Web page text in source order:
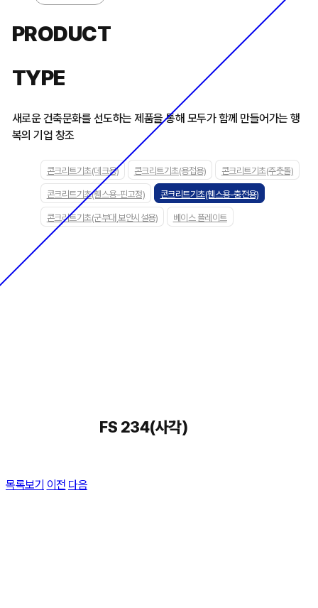
PRODUCT
TYPE
새로운 건축문화를 선도하는 제품을 통해 모두가 함께 만들어가는 행
복의 기업 창조
콘크리트기초(데크용) 콘크리트기초(용접용) 콘크리트기초(주춧돌)
콘크리트기초(휀스용-핀고정) 콘크리트기초(휀스용-충전용)
콘크리트기초(군부대,보안시설용) 베이스 플레이트
FS 234(사각)
목록보기 이전 다음